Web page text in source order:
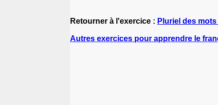
Retourner à l'exercice : Pluriel des
Autres exercices pour apprendre le